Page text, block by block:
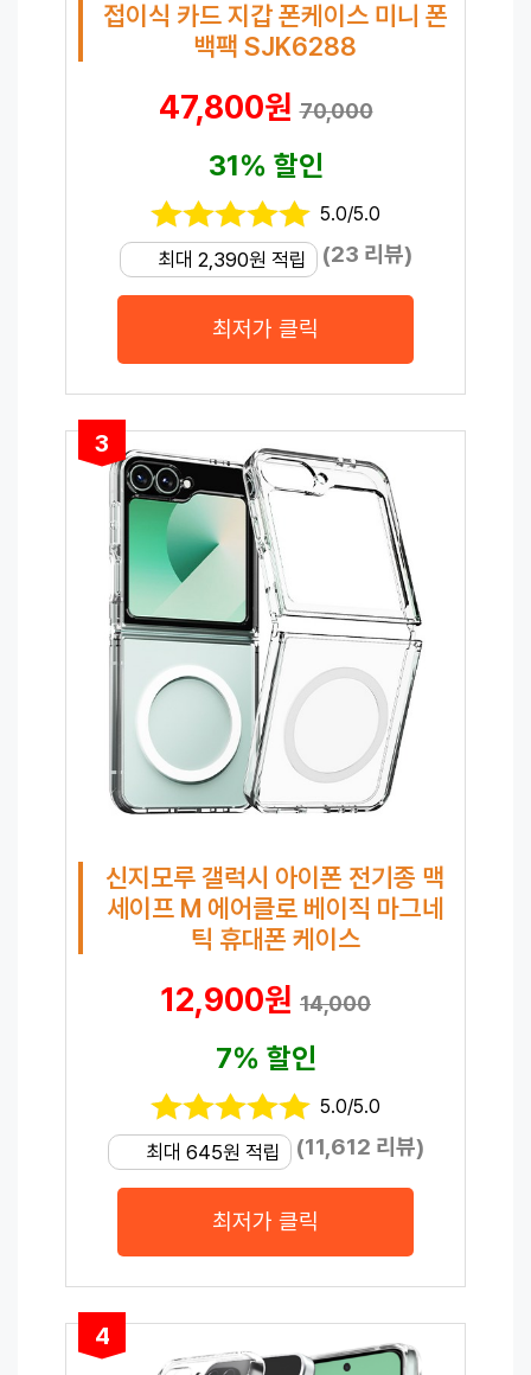
접이식 카드 지갑 폰케이스 미니 폰
백팩 SJK6288
47,800원70,000
31% 할인
5.0/5.0
최대 2,390원 적립 (23 리뷰)
최저가 클릭
3
신지모루 갤럭시 아이폰 전기종 맥
세이프 M 에어클로 베이직 마그네
틱 휴대폰 케이스
12,900원 14,000
7% 할인
5.0/5.0
최대 645원 적립 (11,612 리뷰)
최저가 클릭
4